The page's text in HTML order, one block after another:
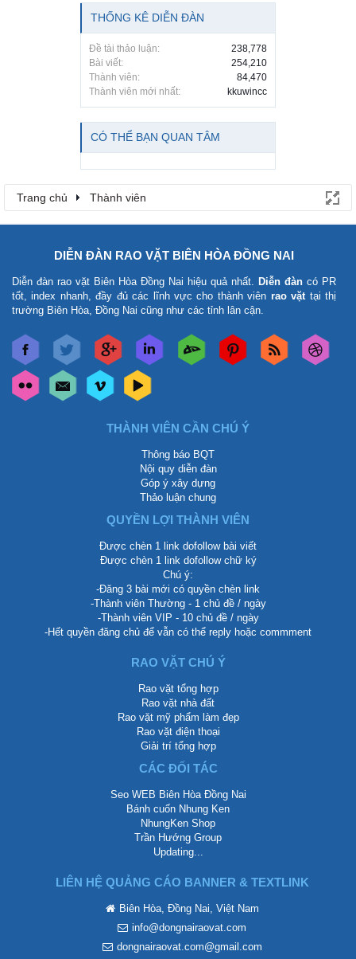
THỐNG KÊ DIỄN ĐÀN
Đề tài thảo luận:
238,778
Bài viết:
254,210
Thành viên:
84,470
Thành viên mới nhất:
kkuwincc
CÓ THỂ BẠN QUAN TÂM
Trang chủ Thành viên
DIỄN ĐÀN RAO VẶT BIÊN HÒA ĐỒNG NAI
Diễn đàn rao vặt Biên Hòa Đồng Nai hiệu quả nhất. Diễn đàn có PR
tốt, index nhanh, đầy đủ các lĩnh vực cho thành viên rao vặttại thị
trường Biên Hòa, Đồng Nai cũng như các tỉnh lân cận.
THÀNH VIÊN CẦN CHÚ Ý
Thông báo BQT
Nội quy diễn đàn
Góp ý xây dựng
Thảo luận chung
QUYỀN LỢI THÀNH VIÊN
Được chèn 1 link dofollow bài viết
Được chèn 1 link dofollow chữ ký
Chú ý:
-Đăng 3 bài mới có quyền chèn link
-Thành viên Thường - 1 chủ đề / ngày
-Thành viên VIP - 10 chủ đề / ngày
-Hết quyền đăng chủ để vẫn có thể reply hoặc commment
RAO VẶT CHÚ Ý
Rao vặt tổng hợp
Rao vặt nhà đất
Rao vặt mỹ phẩm làm đẹp
Rao vặt điện thoại
Giải trí tổng hợp
CÁC ĐỐI TÁC
Seo WEB Biên Hòa Đồng Nai
Bánh cuốn Nhung Ken
NhungKen Shop
Trần Hướng Group
Updating...
LIÊN HỆ QUẢNG CÁO BANNER & TEXTLINK
Biên Hòa, Đồng Nai, Việt Nam
info@dongnairaovat.com
dongnairaovat.com@gmail.com